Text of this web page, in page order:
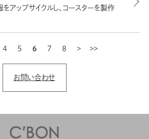
をアップサイクルし､コースターを製作
最初 前
4 5 6 7 8
お問い合わせ